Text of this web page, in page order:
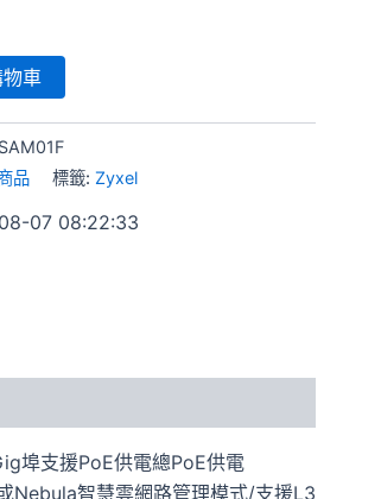
車
品 標籤:Zyxel
07 08:22:33
埠支援PoE供電總PoE供電
Nebula智慧雲網路管理模式/支援L3